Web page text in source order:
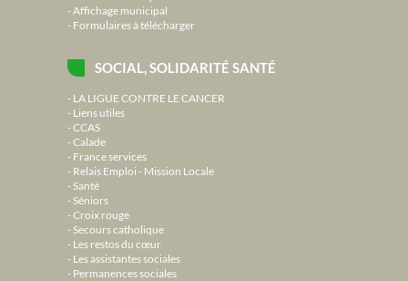
Affichage municipal
Formulaires à télécharger
SOCIAL, SOLIDARITÉ SANTÉ
LA LIGUE CONTRE LE CANCER
Liens utiles
CCAS
Calade
France services
Relais Emploi - Mission Locale
Santé
Séniors
Croix rouge
Secours catholique
Les restos du cœur
Les assistantes sociales
Permanences sociales